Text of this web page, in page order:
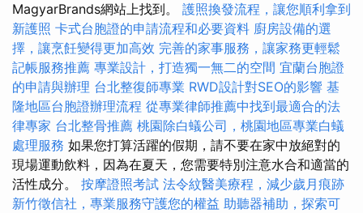
MagyarBrands網站上找到。 護照換發流程，讓您順利拿到
新護照 卡式台胞證的申請流程和必要資料 廚房設備的選
擇，讓烹飪變得更加高效 完善的家事服務，讓家務更輕鬆
記帳服務推薦 專業設計，打造獨一無二的空間 宜蘭台胞證
的申請與辦理 台北整復師專業 RWD設計對SEO的影響 基
隆地區台胞證辦理流程 從專業律師推薦中找到最適合的法
律專家 台北整骨推薦 桃園除白蟻公司，桃園地區專業白蟻
處理服務 如果您打算活躍的假期，請不要在家中放絕對的
現場運動飲料，因為在夏天，您需要特別注意水合和適當的
活性成分。 按摩證照考試 法令紋醫美療程，減少歲月痕跡
新竹徵信社，專業服務守護您的權益 助聽器補助，探索可